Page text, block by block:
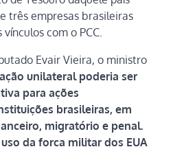
três empresas brasileiras
com o PCC.
Evair Vieira, o ministro
unilateral poderia ser
para ações
brasileiras, em
migratório e penal.
da força militar dos EUA